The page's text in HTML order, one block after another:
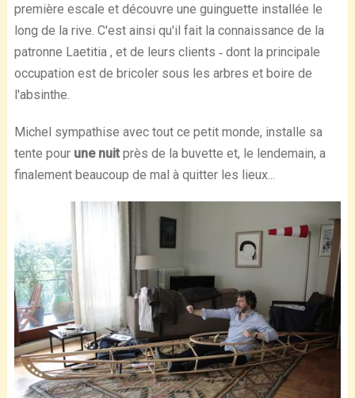
première escale et découvre une guinguette installée le
long de la rive. C'est ainsi qu'il fait la connaissance de la
patronne Laetitia , et de leurs clients ‐ dont la principale
occupation est de bricoler sous les arbres et boire de
l'absinthe.
Michel sympathise avec tout ce petit monde, installe sa
tente pour une nuitprès de la buvette et, le lendemain, a
finalement beaucoup de mal à quitter les lieux...